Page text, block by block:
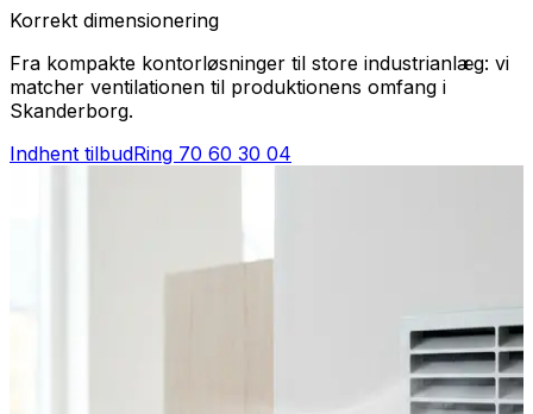
Korrekt dimensionering
Fra kompakte kontorløsninger til store industrianlæg: vi
matcher ventilationen til produktionens omfang i
Skanderborg.
Indhent tilbudRing 70 60 30 04